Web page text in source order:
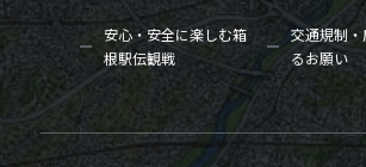
安心・安全に楽しむ箱
根駅伝観戦
交通規制
るお願い